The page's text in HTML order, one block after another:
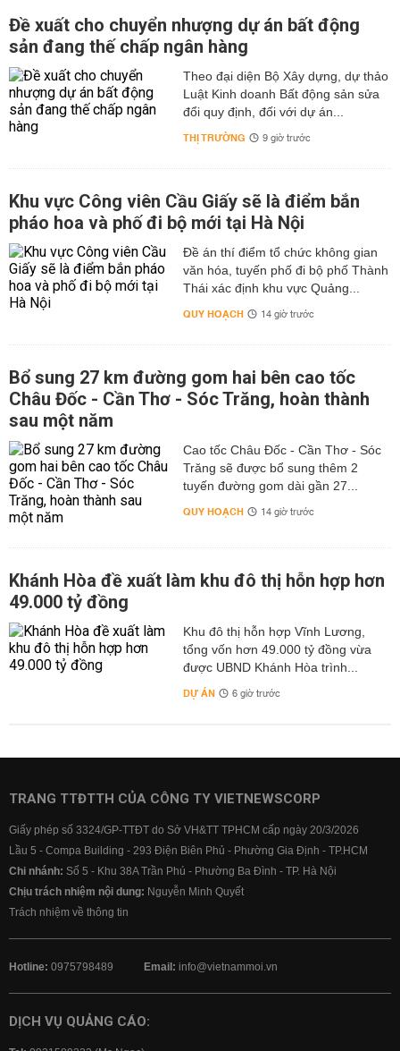
Đề xuất cho chuyển nhượng dự án bất động
sản đang thế chấp ngân hàng
Theo đại diện Bộ Xây dựng, dự thảo
Luật Kinh doanh Bất động sản sửa
đổi quy định, đối với dự án...
THỊ TRƯỜNG 9 giờ trước
Khu vực Công viên Cầu Giấy sẽ là điểm bắn
pháo hoa và phố đi bộ mới tại Hà Nội
Đề án thí điểm tổ chức không gian
văn hóa, tuyến phố đi bộ phố Thành
Thái xác định khu vực Quảng...
QUY HOẠCH 14 giờ trước
Bổ sung 27 km đường gom hai bên cao tốc
Châu Đốc - Cần Thơ - Sóc Trăng, hoàn thành
sau một năm
Cao tốc Châu Đốc - Cần Thơ - Sóc
Trăng sẽ được bổ sung thêm 2
tuyến đường gom dài gần 27...
QUY HOẠCH 14 giờ trước
Khánh Hòa đề xuất làm khu đô thị hỗn hợp hơn
49.000 tỷ đồng
Khu đô thị hỗn hợp Vĩnh Lương,
tổng vốn hơn 49.000 tỷ đồng vừa
được UBND Khánh Hòa trình...
DỰ ÁN 6 giờ trước
TRANG TTĐTTH CỦA CÔNG TY VIETNEWSCORP
Giấy phép số 3324/GP-TTĐT do Sở VH&TT TPHCM cấp ngày 20/3/2026
Lầu 5 - Compa Building - 293 Điện Biên Phủ - Phường Gia Định - TP.HCM
Chi nhánh: Số 5 - Khu 38A Trần Phú - Phường Ba Đình - TP. Hà Nội
Chịu trách nhiệm nội dung: Nguyễn Minh Quyết
Trách nhiệm về thông tin
Hotline: 0975798489 Email: info@vietnammoi.vn
DỊCH VỤ QUẢNG CÁO: